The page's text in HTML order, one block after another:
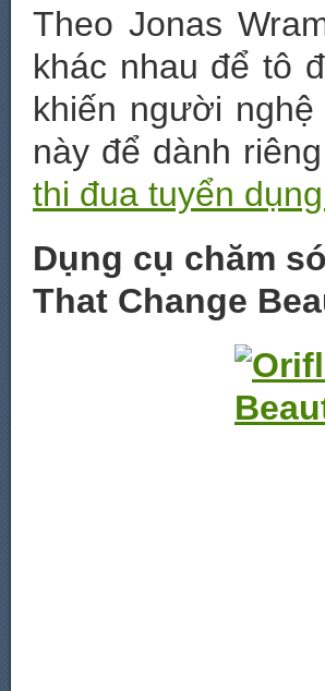
Theo Jonas
khác nhau để tô
khiến người
này để dành
thi đua tuyển
Dụng cụ chăm
That Change